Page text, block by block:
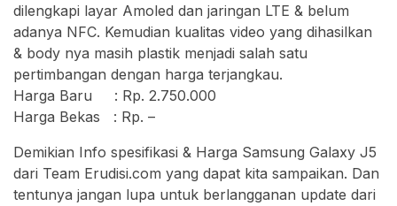
dilengkapi layar Amoled dan jaringan LTE & belum
adanya NFC. Kemudian kualitas video yang dihasilkan
& body nya masih plastik menjadi salah satu
pertimbangan dengan harga terjangkau.
Harga Baru : Rp. 2.750.000
Harga Bekas : Rp. –
Demikian Info spesifikasi & Harga Samsung Galaxy J5
dari Team Erudisi.com yang dapat kita sampaikan. Dan
tentunya jangan lupa untuk berlangganan update dari